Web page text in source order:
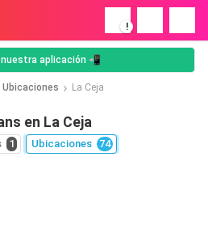
!
nuestra aplicación 📲
Ubicaciones La Ceja
en La Ceja
1 Ubicaciones 74